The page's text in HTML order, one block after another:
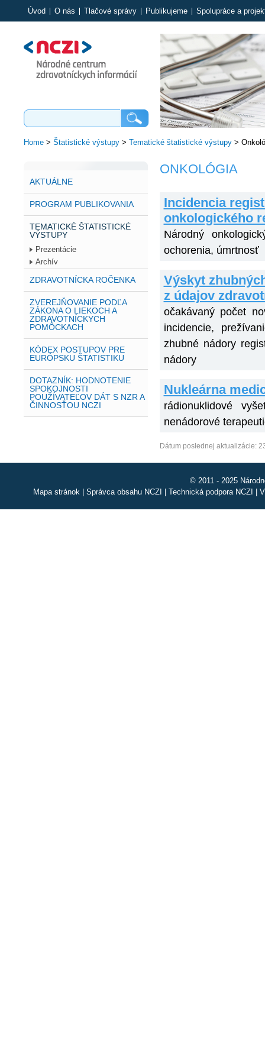
Úvod O nás Tlačové správy Publikujeme Spolupráce a
Home> Štatistické výstupy> Tematické štatistické výstupy>
AKTUÁLNE
PROGRAM PUBLIKOVANIA
TEMATICKÉ ŠTATISTICKÉ
VÝSTUPY
Prezentácie
Archív
ZDRAVOTNÍCKA ROČENKA
ZVEREJŇOVANIE PODĽA
ZÁKONA O LIEKOCH A
ZDRAVOTNÍCKYCH
POMÔCKACH
KÓDEX POSTUPOV PRE
EURÓPSKU ŠTATISTIKU
DOTAZNÍK: HODNOTENIE
SPOKOJNOSTI
POUŽÍVATEĽOV DÁT S NZR A
ČINNOSŤOU NCZI
ONKOLÓGIA
Incidencia
onkologického
Národný
ochorenia, úmrtnosť
Výskyt
z údajov
očakávaný počet
incidencie,
zhubné nádory
nádory
Nukleárna
rádionuklidové
nenádorové
Dátum poslednej aktualizácie:
© 2011 - 2025
Mapa stránok| Správca obsahu NCZI Technická podpora NCZI